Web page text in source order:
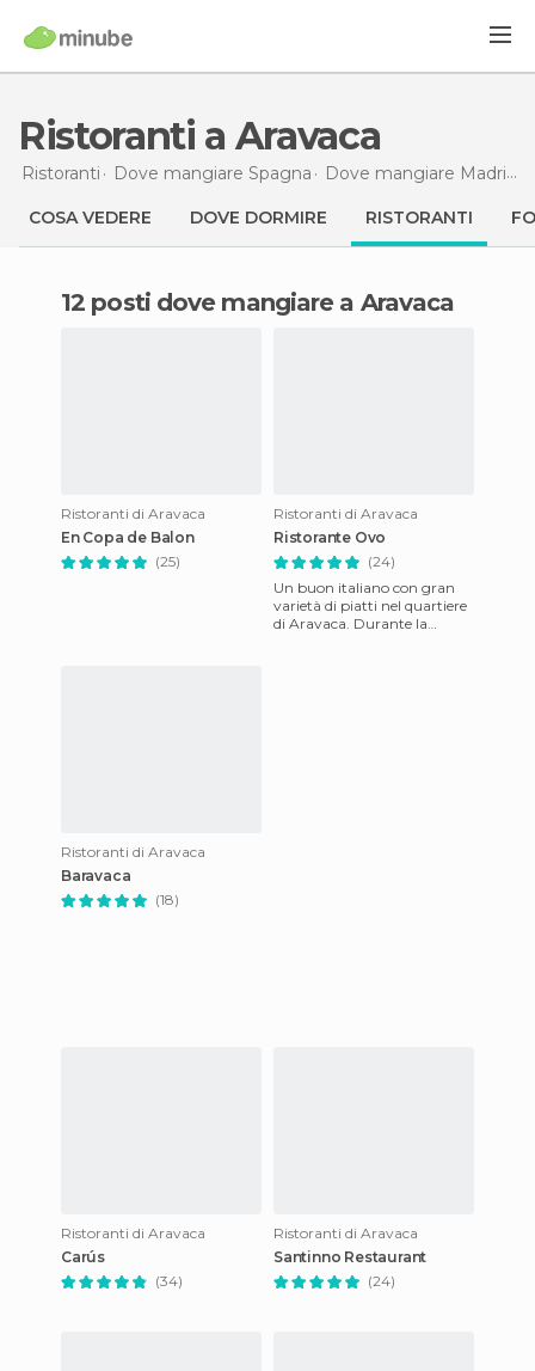
Ristoranti a Aravaca
Ristoranti Dove mangiare Spagna Dove mangiare Madrid
COSA VEDERE DOVE DORMIRE RISTORANTI
12 posti dove mangiare a Aravaca
Ristoranti di Aravaca
En Copa de Balon
(25)
Ristoranti di Aravaca
Ristorante Ovo
(24)
Un buon italiano con gran
varietà di piatti nel quartiere
di Aravaca. Durante la
Ristoranti di Aravaca
Baravaca
(18)
Ristoranti di Aravaca
Carús
(34)
Ristoranti di Aravaca
Santinno Restaurant
(24)